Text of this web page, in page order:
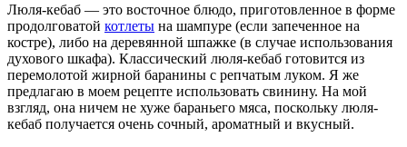
Люля-кебаб — это восточное блюдо, приготовленное в форме
продолговатой котлеты на шампуре (если запеченное на
костре), либо на деревянной шпажке (в случае использования
духового шкафа). Классический люля-кебаб готовится из
перемолотой жирной баранины с репчатым луком. Я же
предлагаю в моем рецепте использовать свинину. На мой
взгляд, она ничем не хуже бараньего мяса, поскольку люля-
кебаб получается очень сочный, ароматный и вкусный.